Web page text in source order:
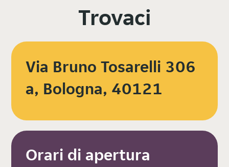
Trovaci
Via Bruno Tosarelli 306
a, Bologna, 40121
Orari di apertura